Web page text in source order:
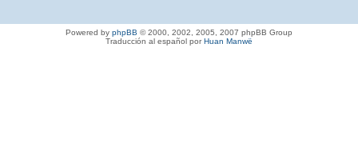
Powered by phpBB © 2000, 2002, 2005, 2007 phpBB Group
Traducción al español porHuan Manwë